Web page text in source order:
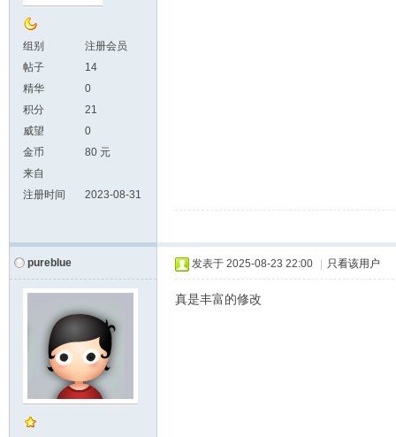
组别
注册会员
帖子
14
精华
0
积分
21
威望
0
金币
80 元
来自
注册时间
2023-08-31
pureblue 发表于 2025-08-23 22:00 只看该用户
真是丰富的修改